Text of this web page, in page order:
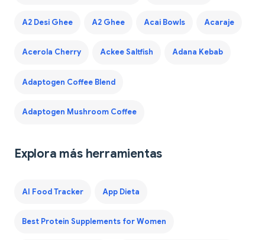
A2 Desi Ghee A2 Ghee Acai Bowls Acaraje
Acerola Cherry Ackee Saltfish Adana Kebab
Adaptogen Coffee Blend
Adaptogen Mushroom Coffee
Explora más herramientas
AI Food Tracker App Dieta
Best Protein Supplements for Women